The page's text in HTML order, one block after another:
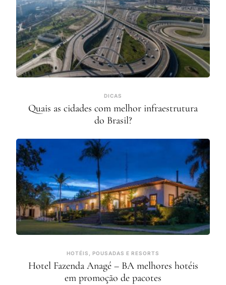
DICAS
Quais as cidades com melhor infraestrutura
do Brasil?
HOTÉIS, POUSADAS E RESORTS
Hotel Fazenda Anagé – BA melhores hotéis
em promoção de pacotes